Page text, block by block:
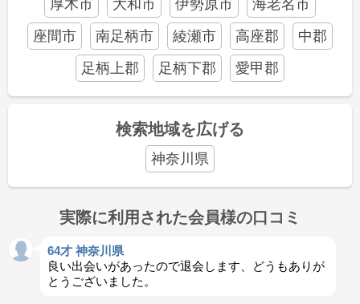
厚木市
大和市 伊勢原市
海老名市
座間市
南足柄市 綾瀬市 高座郡
中郡
足柄上郡
足柄下郡 愛甲郡
検索地域を広げる
神奈川県
実際に利用された会員様の口コミ
64才 神奈川県
良い出会いがあったので退会します、どうもありが
とうございました。